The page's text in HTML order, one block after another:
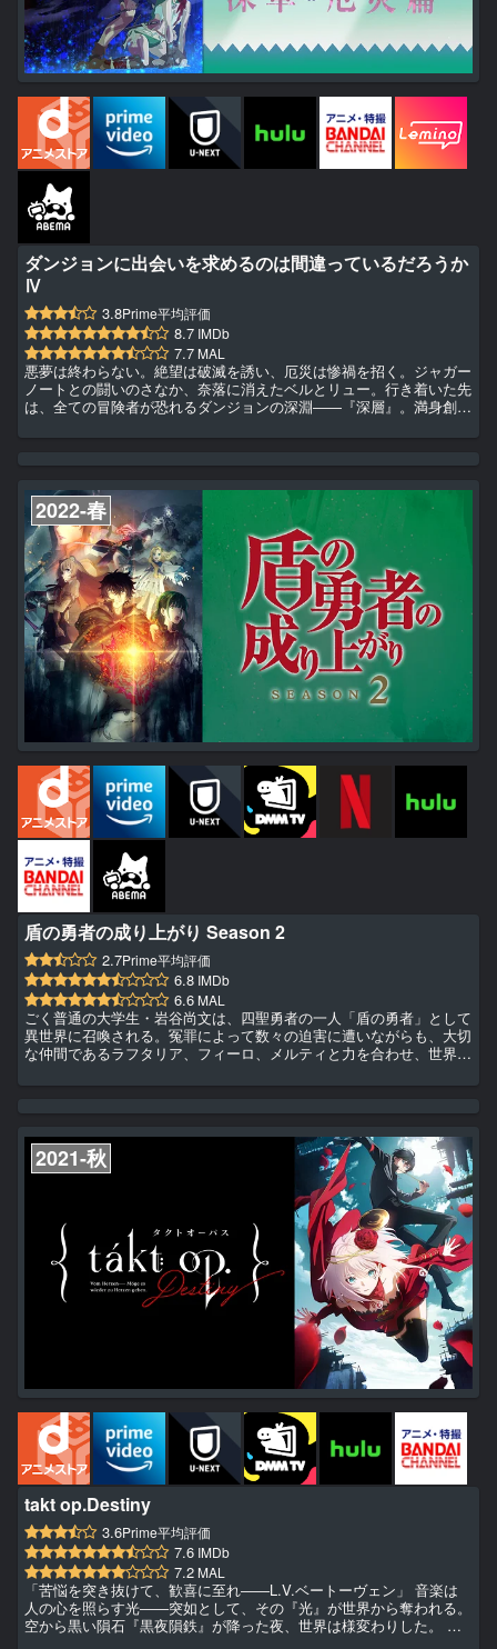
ダンジョンに出会いを求めるのは間違っているだろうか
Ⅳ
3.8Prime平均評価
8.7 IMDb
7.7 MAL
悪夢は終わらない。絶望は破滅を誘い、厄災は惨禍を招く。ジャガー
ノートとの闘いのさなか、奈落に消えたベルとリュー。行き着いた先
は、全ての冒険者が恐れるダンジョンの深淵――『深層』。満身創
悔に苛まれる妖精はかつての仲間を追憶する。一方、ベル不在のパー
で、冒険者達が辿る運命は幕切れか、それとも……これは少年と妖精
が押し...
2022-春
盾の勇者の成り上がり Season 2
2.7Prime平均評価
6.8 IMDb
6.6 MAL
ごく普通の大学生・岩谷尚文は、四聖勇者の一人「盾の勇者」として
異世界に召喚される。冤罪によって数々の迫害に遭いながらも、大切
な仲間であるラフタリア、フィーロ、メルティと力を合わせ、世界を
ルク女王の助力によって名誉を回復し、自らの領地を獲得。再び訪れ
確認される。女王から霊亀討伐の依頼を受けた尚文は、新たな仲間リ
ーシ...
2021-秋
takt op.Destiny
3.6Prime平均評価
7.6 IMDb
7.2 MAL
「苦悩を突き抜けて、歓喜に至れ――L.V.ベートーヴェン」 音楽は
人の心を照らす光――突如として、その『光』が世界から奪われる。
空から黒い隕石『黒夜隕鉄』が降った夜、世界は様変わりした。 黒